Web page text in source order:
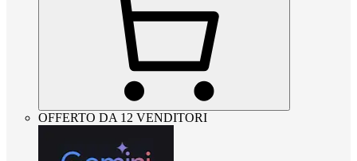
OFFERTO DA 12 VENDITORI